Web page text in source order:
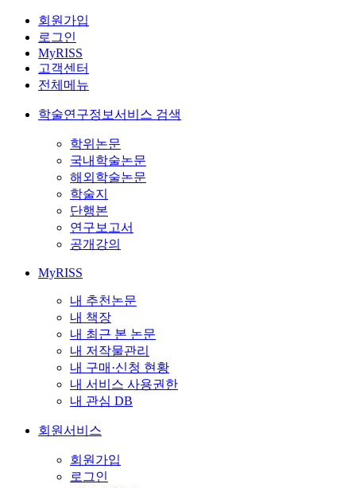
회원가입
로그인
MyRISS
고객센터
전체메뉴
학술연구정보서비스 검색
학위논문
국내학술논문
해외학술논문
학술지
단행본
연구보고서
공개강의
MyRISS
내 추천논문
내 책장
내 최근 본 논문
내 저작물관리
내 구매·신청 현황
내 서비스 사용권한
내 관심 DB
회원서비스
회원가입
로그인